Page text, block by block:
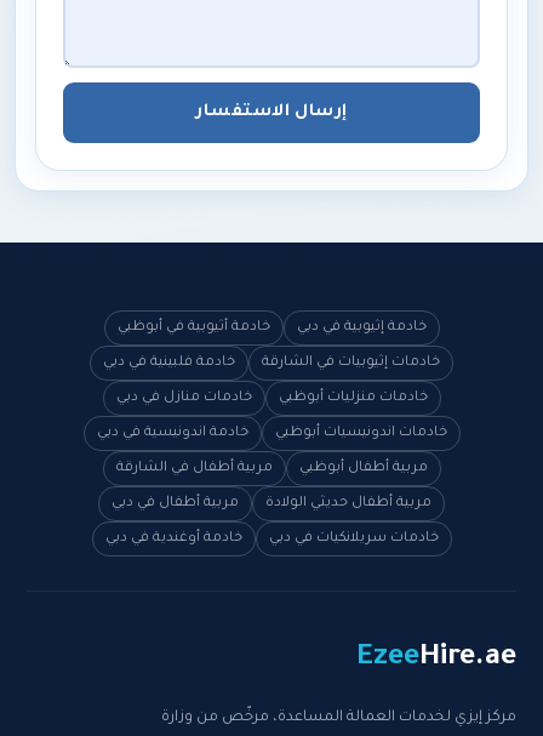
إرسال الاستفسار
خادمة إثيوبية في دبي خادمة أثيوبية في أبوظبي
خادمات إثيوبيات في الشارقة خادمة فلبينية في دبي
خادمات منزليات أبوظبي خادمات منازل في دبي
خادمات اندونيسيات أبوظبي خادمة اندونيسية في دبي
مربية أطفال أبوظبي مربية أطفال في الشارقة
مربية أطفال حديثي الولادة مربية أطفال في دبي
خادمات سريلانكيات في دبي خادمة أوغندية في دبي
EzeeHire.ae
مركز إيزي لخدمات العمالة المساعدة، مرخّص من وزارة